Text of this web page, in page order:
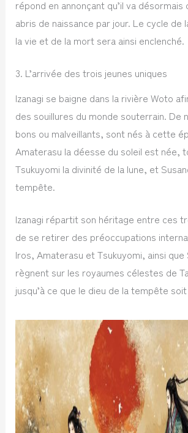
répond en annonçant qu’il va désormais
abris de naissance par jour. Le cycle de
la vie et de la mort sera ainsi enclenché.
3. L’arrivée des trois jeunes uniques
Izanagi se baigne dans la rivière Woto
des souillures du monde souterrain. De
bons ou malveillants, sont nés à cette
Amaterasu la déesse du soleil est née,
Tsukuyomi la divinité de la lune, et
tempête.
Izanagi répartit son héritage entre ces
de se retirer des préoccupations
lros, Amaterasu et Tsukuyomi, ainsi que
règnent sur les royaumes célestes de
jusqu’à ce que le dieu de la tempête